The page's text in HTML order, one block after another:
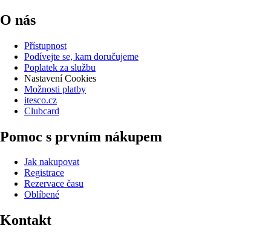
O nás
Přístupnost
Podívejte se, kam doručujeme
Poplatek za službu
Nastavení Cookies
Možnosti platby
itesco.cz
Clubcard
Pomoc s prvním nákupem
Jak nakupovat
Registrace
Rezervace času
Oblíbené
Kontakt